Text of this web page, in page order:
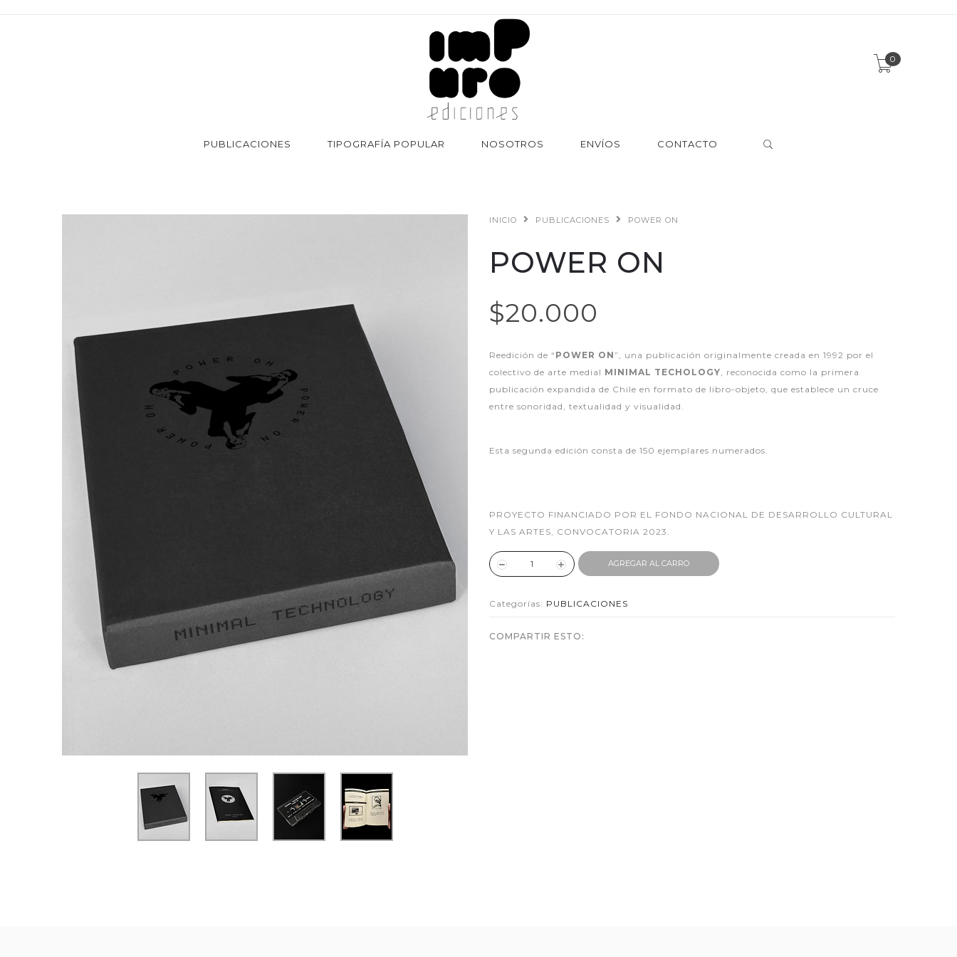
0
PUBLICACIONES TIPOGRAFÍA POPULAR NOSOTROS ENVÍOS CONTACTO
INICIO PUBLICACIONES POWER ON
POWER ON
$20.000
Reedición de “ POWER ON ”, una publicación originalmente creada en 1992 por el
colectivo de arte medial MINIMAL TECHOLOGY, reconocida como la primera
publicación expandida de Chile en formato de libro-objeto, que establece un cruce
entre sonoridad, textualidad y visualidad.
Esta segunda edición consta de 150 ejemplares numerados.
PROYECTO FINANCIADO POR EL FONDO NACIONAL DE DESARROLLO CULTURAL
Y LAS ARTES, CONVOCATORIA 2023.
AGREGAR AL CARRO
Categorías: PUBLICACIONES
COMPARTIR ESTO: